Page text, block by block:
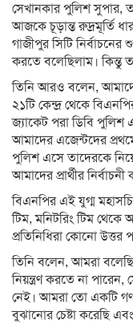
সেখানকার পুলিশ সুপার,
আজকে চূড়ান্ত রুদ্রমূর্তি
গাজীপুর সিটি
করতে বলেছিলাম। কিন্তু
তিনি আরও বলেন,
২১টি কেন্দ্র থেকে
জ্যাকেট পরা ডিবি পুলিশ
আমাদের এজেন্টদের
পুলিশ এসে তাদেরকে
আমাদের প্রার্থীর
বিএনপির এই যুগ্ম
টিম, মনিটরিং টিম
প্রতিনিধিরা কোনো উত্তর
তিনি বলেন, আমরা বলেছি
নিয়ন্ত্রণ করতে না
নেই। আমরা তো একটি
বুঝানোর চেষ্টা করেছি